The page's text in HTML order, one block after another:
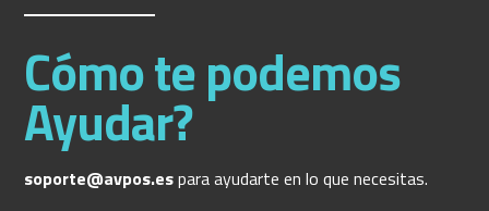
Cómo te podemos
Ayudar?
soporte@avpos.espara ayudarte en lo que necesitas.